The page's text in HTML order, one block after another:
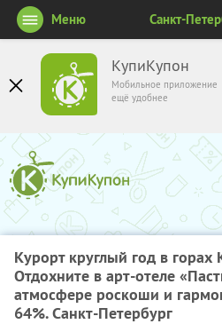
КупиКупон
Мобильное приложение
ещё удобнее
Меню Санкт-
Курорт круглый год в
Отдохните в арт-отеле
атмосфере роскоши и
64%. Санкт-Петербург